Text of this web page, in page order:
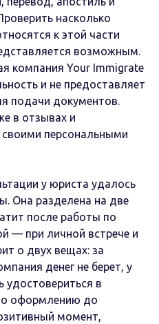
насколько
к этой части
возможным.
компания Your Immigrate
и не предоставляет
подачи документов.
в отзывах и
персональными
у юриста удалось
Она разделена на две
после работы по
— при личной встрече и
о двух вещах: за
денег не берет, у
удостовериться в
оформлению до
момент,